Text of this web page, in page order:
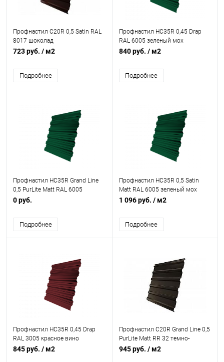
Профнастил С20R 0,5 Satin RAL
8017 шоколад
723 руб. / м2
Подробнее
Профнастил НС35R 0,45 Drap
RAL 6005 зеленый мох
840 руб. / м2
Подробнее
Профнастил НС35R Grand Line
0,5 PurLite Matt RAL 6005
зеленый мох
0 руб.
Подробнее
Профнастил НС35R 0,5 Satin
Matt RAL 6005 зеленый мох
1 096 руб. / м2
Подробнее
Профнастил НС35R 0,45 Drap
RAL 3005 красное вино
845 руб. / м2
Профнастил С20R Grand Line 0,5
PurLite Matt RR 32 темно-
коричневый
945 руб. / м2